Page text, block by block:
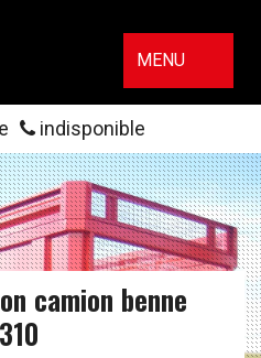
MENU
indisponible
camion benne